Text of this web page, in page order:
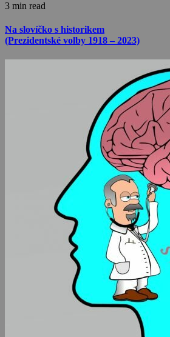
3 min read
Na slovíčko s historikem
(Prezidentské volby 1918 – 2023)